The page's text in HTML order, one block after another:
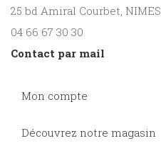
25 bd Amiral Courbet, NIMES
04 66 67 30 30
Contact par mail
Mon compte
Découvrez notre magasin